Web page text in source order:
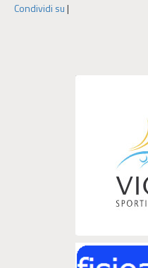
Condividi su|